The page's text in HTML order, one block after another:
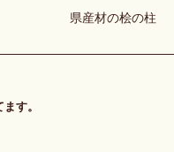
県産材の桧の柱
す。